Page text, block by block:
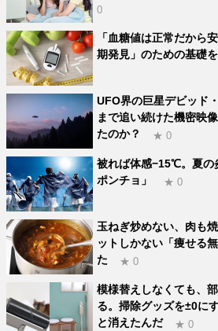
0
「血糖値は正常だから
期発見」のための基礎
UFO界の巨星デビッド
まで追い続けた機密映
たのか？
★ 0
被れば体感−15℃。夏の
ポンチョ」
★ 0
玉ねぎ炒めない、肉も
ットしかない「痩せる
た
★ 0
模様替えしなくても、
る。掃除グッズを±0に
と消えたんだ
★ 0